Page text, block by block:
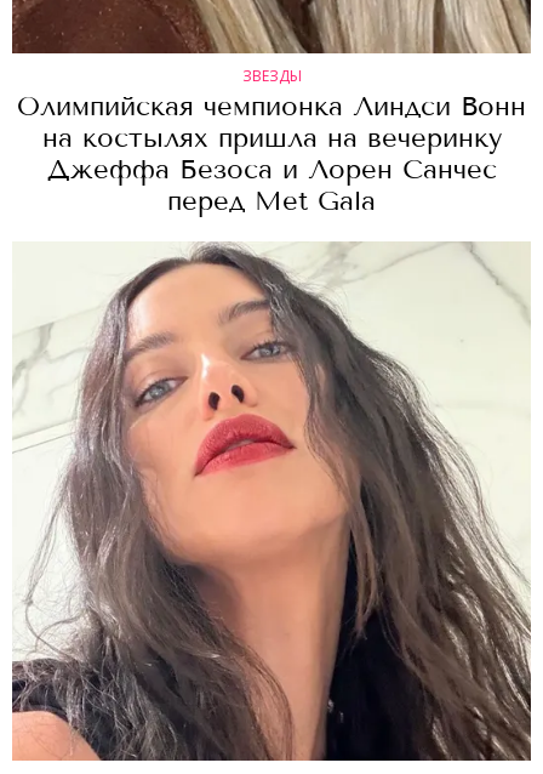
ЗВЕЗДЫ
Олимпийская чемпионка Линдси Вонн
на костылях пришла на вечеринку
Джеффа Безоса и Лорен Санчес
перед Met Gala